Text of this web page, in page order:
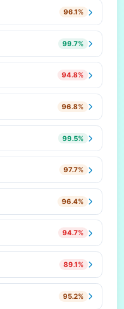
96.1%
99.7%
94.8%
96.8%
99.5%
97.7%
96.4%
94.7%
89.1%
95.2%